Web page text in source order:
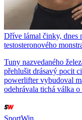
Dříve lámal činky, dnes
testosteronového
Tuny nazvedaného
přehlušit drásavý pocit
powerlifter vybudoval
odehrávala tichá válka